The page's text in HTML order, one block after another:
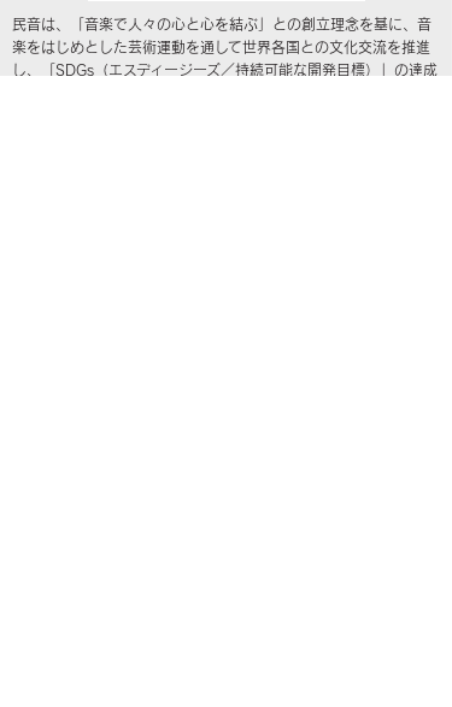
民音は、「音楽で人々の心と心を結ぶ」との創立理念を基に、音
楽をはじめとした芸術運動を通して世界各国との文化交流を推進
し、「SDGs（エスディージーズ／持続可能な開発目標）」の達成